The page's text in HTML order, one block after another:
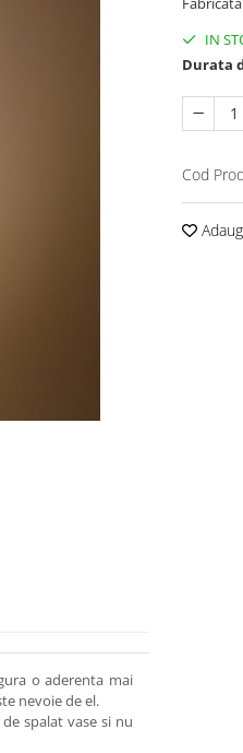
IN
Durata
Cod
o aderenta mai
nevoie de el.
spalat vase si nu